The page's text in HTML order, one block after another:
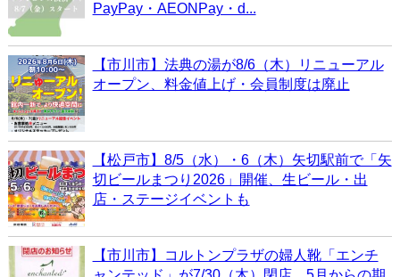
PayPay・AEONPay・d...
【市川市】法典の湯が8/6（木）リニューアル
オープン、料金値上げ・会員制度は廃止
【松戸市】8/5（水）・6（木）矢切駅前で「矢
切ビールまつり2026」開催、生ビール・出
店・ステージイベントも
【市川市】コルトンプラザの婦人靴「エンチ